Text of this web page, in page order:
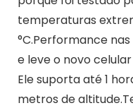
temperaturas
°C.Performance
e leve o novo
Ele suporta até 1
metros de